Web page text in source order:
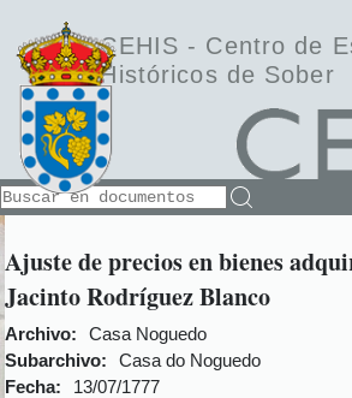
CEHIS - Centro de
Históricos de Sober
Ajuste de precios en bienes
Jacinto Rodríguez Blanco
Archivo:
Casa Noguedo
Subarchivo:
Casa do Noguedo
Fecha:
13/07/1777